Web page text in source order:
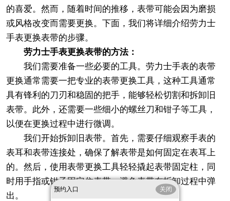
的喜爱。然而，随着时间的推移，表带可能会因为磨损
或风格改变而需要更换。下面，我们将详细介绍劳力士
手表更换表带的步骤。
劳力士手表更换表带的方法：
我们需要准备一些必要的工具。劳力士手表的表带
更换通常需要一把专业的表带更换工具，这种工具通常
具有锋利的刀刃和稳固的把手，能够轻松切割和拆卸旧
表带。此外，还需要一些细小的螺丝刀和钳子等工具，
以便在更换过程中进行微调。
我们开始拆卸旧表带。首先，需要仔细观察手表的
表耳和表带连接处，确保了解表带是如何固定在表耳上
的。然后，使用表带更换工具轻轻撬起表带固定柱，同
时用手指或钳子固定住表带，避免表带在拆卸过程中弹
出。
预约入口 关闭